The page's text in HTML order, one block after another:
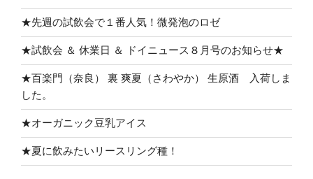
ン
★先週の試飲会で１番人気！微発泡のロゼ
★試飲会 ＆ 休業日 ＆ ドイニュース８月号のお知らせ★
★百楽門（奈良） 裏 爽夏（さわやか） 生原酒 入荷しま
した。
★オーガニック豆乳アイス
★夏に飲みたいリースリング種！